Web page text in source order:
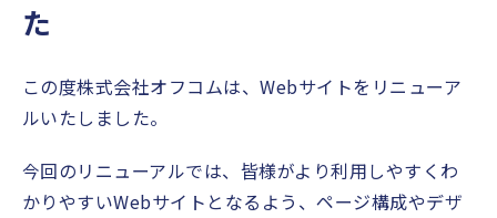
た
この度株式会社オフコムは、Webサイトをリニューア
ルいたしました。
今回のリニューアルでは、皆様がより利用しやすくわ
かりやすいWebサイトとなるよう、ページ構成やデザ